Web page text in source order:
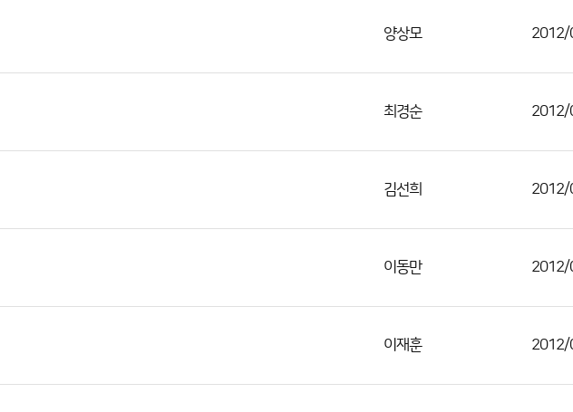
양상모 2012/
최경순 2012/
김선희 2012/
이동만 2012/
이재훈 2012/